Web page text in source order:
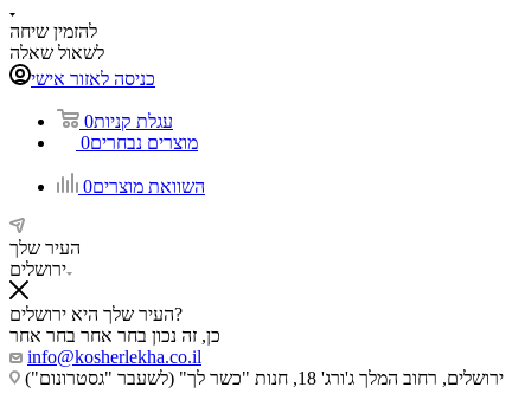
להזמין שיחה
לשאול שאלה
כניסה לאזור אישי
עגלת קניות0
מוצרים נבחרים0
השוואת מוצרים0
העיר שלך
ירושלים
העיר שלך היא ירושלים?
כן, זה נכון בחר אחר בחר אחר
info@kosherlekha.co.il
ירושלים, רחוב המלך ג'ורג' 18, חנות "כשר לך" (לשעבר "גסטרונום")